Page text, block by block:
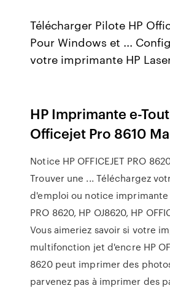
Télécharger Pilote HP
Pour Windows et ...
votre imprimante HP
HP Imprimante e-
Officejet Pro 8610
Notice HP OFFICEJET PRO
Trouver une ... Téléchargez
d'emploi ou notice imprimante
PRO 8620, HP OJ8620, HP
Vous aimeriez savoir si votre
multifonction jet d'encre HP
8620 peut imprimer des
parvenez pas à imprimer des